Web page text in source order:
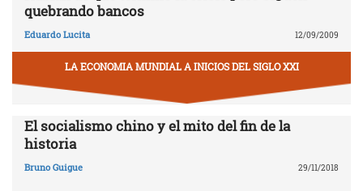
quebrando bancos
Eduardo Lucita 12/09/2009
LA ECONOMIA MUNDIAL A INICIOS DEL SIGLO XXI
El socialismo chino y el mito del fin de la
historia
Bruno Guigue 29/11/2018